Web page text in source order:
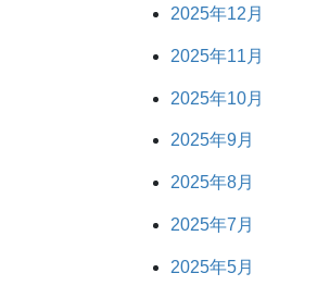
2025年12月
2025年11月
2025年10月
2025年9月
2025年8月
2025年7月
2025年5月